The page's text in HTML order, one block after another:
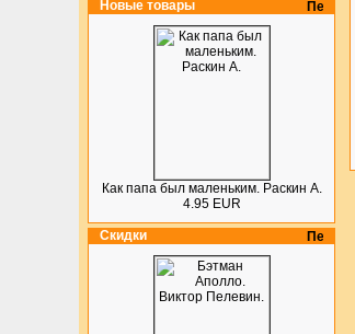
Новые товары
Как папа был маленьким. Раскин А.
4.95 EUR
Скидки